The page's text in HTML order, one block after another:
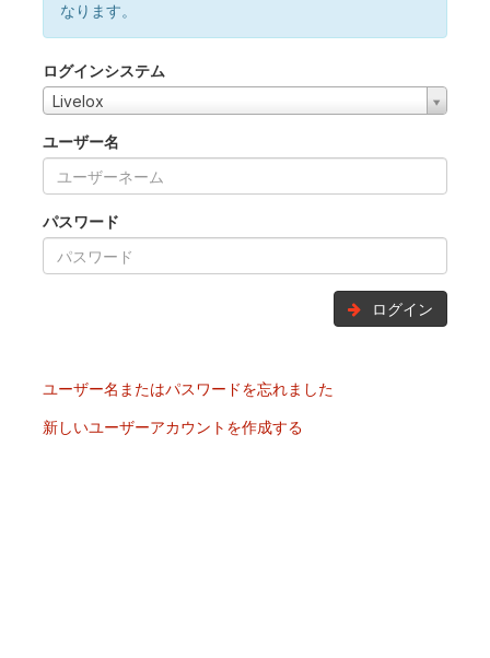
なります。
ログインシステム
Livelox
ユーザー名
パスワード
ログイン
ユーザー名またはパスワードを忘れました
新しいユーザーアカウントを作成する